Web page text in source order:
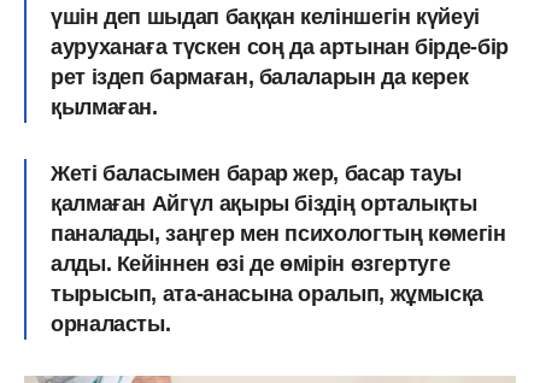
үшін деп шыдап баққан келіншегін күйеуі
ауруханаға түскен соң да артынан бірде-бір
рет іздеп бармаған, балаларын да керек
қылмаған.
Жеті баласымен барар жер, басар тауы
қалмаған Айгүл ақыры біздің орталықты
паналады, заңгер мен психологтың көмегін
алды. Кейіннен өзі де өмірін өзгертуге
тырысып, ата-анасына оралып, жұмысқа
орналасты.